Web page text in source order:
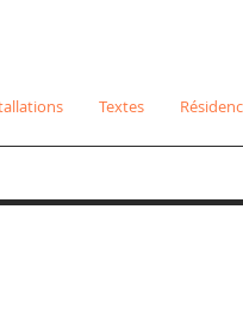
Textes